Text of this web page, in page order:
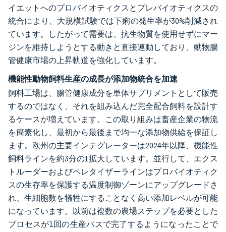
イエットへのプロバイオティクスとプレバイオティクスの
統合により、大規模試験では下痢の発生率が30%削減され
ています。したがって需要は、抗生物質を使用せずにマー
ジンを維持しようとする動きと直接連動しており、動物腸
管健康市場の上昇軌道を強化しています。
機能性動物飼料生産の成長が添加物統合を加速
飼料工場は、腸管健康成分を単体サプリメントとして販売
するのではなく、それを組み込んだ完全配合飼料を設計す
るケースが増えています。この取り組みは畜産企業の物流
を簡素化し、最初から最後まで均一な添加物供給を保証し
ます。欧州の主要インテグレーターは2024年以降、機能性
飼料ラインを約3分の1拡大しています。並行して、エクス
トルーダーおよびペレタイザーラインはプロバイオティク
スの生存率を保護する温度制御ゾーンにアップグレードさ
れ、生細胞数を犠牲にすることなく高い添加レベルが可能
になっています。以前は複数の農場ステップを必要とした
プロセスが1回の生産パスで完了するようになったことで